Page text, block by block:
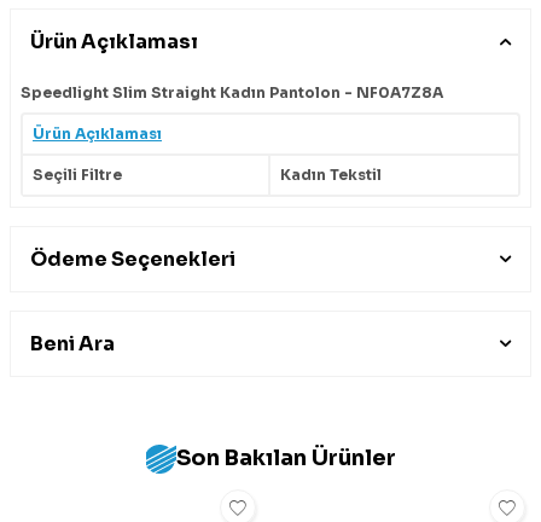
Ürün Açıklaması
Speedlight Slim Straight Kadın Pantolon - NF0A7Z8A
Ürün Açıklaması
Seçili Filtre Kadın Tekstil
Ödeme Seçenekleri
Beni Ara
Son Bakılan Ürünler